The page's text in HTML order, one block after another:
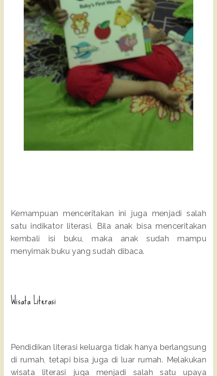
Kemampuan menceritakan ini juga menjadi salah
satu indikator literasi. Bila anak bisa menceritakan
kembali isi buku, maka anak sudah mampu
menyimak buku yang sudah dibaca.
Wisata Literasi
Pendidikan literasi keluarga tidak hanya berlangsung
di rumah, tetapi bisa juga di luar rumah. Melakukan
wisata literasi juga menjadi salah satu upaya